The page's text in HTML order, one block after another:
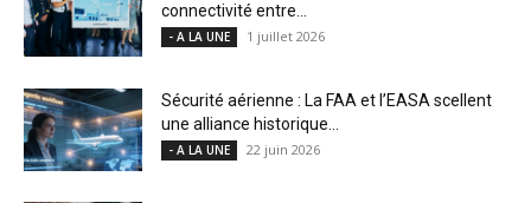
connectivité entre...
- A LA UNE 1 juillet 2026
Sécurité aérienne : La FAA et l’EASA scellent
une alliance historique...
- A LA UNE 22 juin 2026